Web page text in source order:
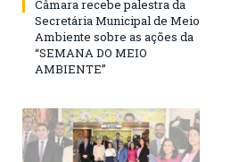
Câmara recebe palestra da
Secretária Municipal de Meio
Ambiente sobre as ações da
“SEMANA DO MEIO
AMBIENTE”